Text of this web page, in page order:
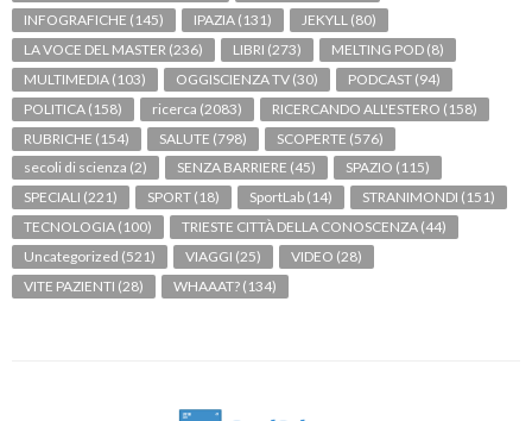
INFOGRAFICHE (145) IPAZIA (131) JEKYLL (80)
LA VOCE DEL MASTER (236) LIBRI (273) MELTING POD (8)
MULTIMEDIA (103) OGGISCIENZA TV (30) PODCAST (94)
POLITICA (158) ricerca (2083) RICERCANDO ALL'ESTERO (158)
RUBRICHE (154) SALUTE (798) SCOPERTE (576)
secoli di scienza (2) SENZA BARRIERE (45) SPAZIO (115)
SPECIALI (221) SPORT (18) SportLab (14) STRANIMONDI (151)
TECNOLOGIA (100) TRIESTE CITTÀ DELLA CONOSCENZA (44)
Uncategorized (521) VIAGGI (25) VIDEO (28)
VITE PAZIENTI (28) WHAAAT? (134)